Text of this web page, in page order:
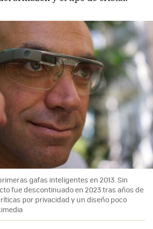
gafas inteligentes en 2013. Sin
fue descontinuado en 2023 tras años de
por privacidad y un diseño poco